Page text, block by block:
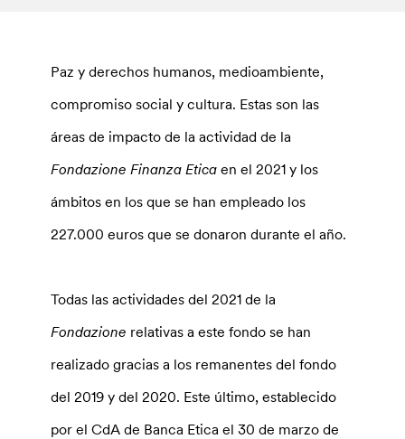
Paz y derechos humanos, medioambiente,
compromiso social y cultura. Estas son las
áreas de impacto de la actividad de la
Fondazione Finanza Etica en el 2021 y los
ámbitos en los que se han empleado los
227.000 euros que se donaron durante el año.
Todas las actividades del 2021 de la
Fondazione relativas a este fondo se han
realizado gracias a los remanentes del fondo
del 2019 y del 2020. Este último, establecido
por el CdA de Banca Etica el 30 de marzo de